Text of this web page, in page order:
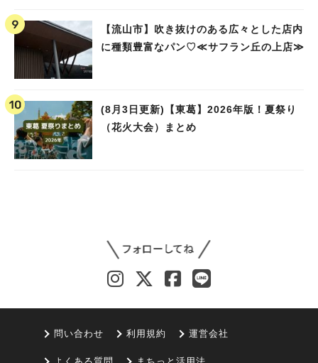
【流山市】吹き抜けのある広々とした店内
に種類豊富なパン♡≪サフラン丘の上店≫
(8月3日更新)【東葛】2026年版！夏祭り
（花火大会）まとめ
問い合わせ 利用規約 運営会社